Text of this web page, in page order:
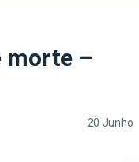
morte –
20 Junho